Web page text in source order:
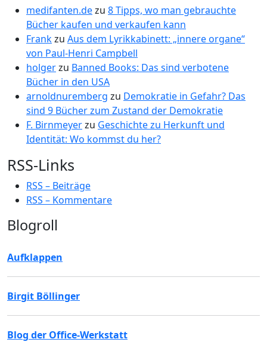
medifanten.dezu 8 Tipps, wo man gebrauchte
Bücher kaufen und verkaufen kann
Frankzu Aus dem Lyrikkabinett: „innere organe“
von Paul-Henri Campbell
holgerzu Banned Books: Das sind verbotene
Bücher in den USA
arnoldnuremberg zu Demokratie in Gefahr? Das
sind 9 Bücher zum Zustand der Demokratie
F. Birnmeyerzu Geschichte zu Herkunft und
Identität: Wo kommst du her?
RSS-Links
RSS – Beiträge
RSS – Kommentare
Blogroll
Aufklappen
Birgit Böllinger
Blog der Office-Werkstatt